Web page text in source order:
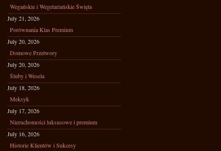
Wegańskie i Wegetariańskie Święta
July 21, 2026
Porównania Klas Premium
July 20, 2026
Domowe Przetwory
July 20, 2026
Śluby i Wesela
July 18, 2026
Meksyk
July 17, 2026
Nieruchomości luksusowe i premium
July 16, 2026
Historie Klientów i Sukcesy